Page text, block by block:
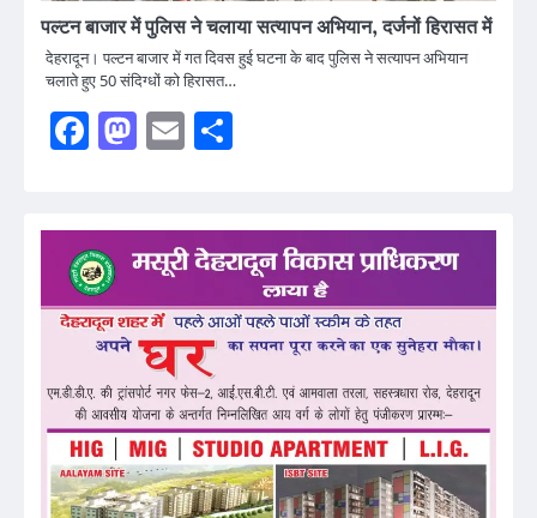
पल्टन बाजार में पुलिस ने चलाया सत्यापन अभियान, दर्जनों हिरासत में
देहरादून। पल्टन बाजार में गत दिवस हुई घटना के बाद पुलिस ने सत्यापन अभियान
चलाते हुए 50 संदिग्धों को हिरासत…
Facebook
Mastodon
Email